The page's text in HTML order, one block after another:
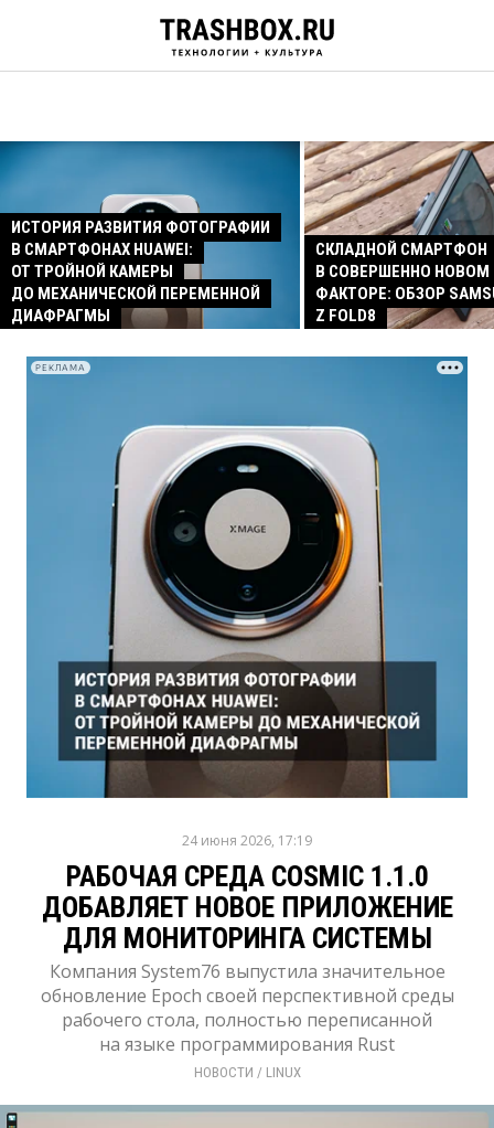
ИСТОРИЯ РАЗВИТИЯ ФОТОГРАФИИ
В СМАРТФОНАХ HUAWEI:
ОТ ТРОЙНОЙ КАМЕРЫ
ДО МЕХАНИЧЕСКОЙ ПЕРЕМЕННОЙ
ДИАФРАГМЫ
СКЛАДНОЙ СМАРТФОН
В СОВЕРШЕННО
ФАКТОРЕ: ОБЗОР
Z FOLD8
РЕКЛАМА
24 июня 2026, 17:19
РАБОЧАЯ СРЕДА COSMIC 1.1.0
ДОБАВЛЯЕТ НОВОЕ ПРИЛОЖЕНИЕ
ДЛЯ МОНИТОРИНГА СИСТЕМЫ
Компания System76 выпустила значительное
обновление Epoch своей перспективной среды
рабочего стола, полностью переписанной
на языке программирования Rust
НОВОСТИ / LINUX